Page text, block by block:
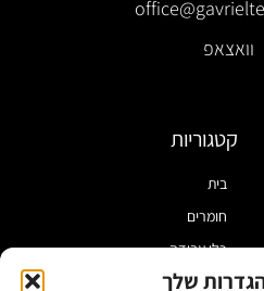
שלך
וואצאפ
קטגוריות
בית
חומרים
כלי עבודה
מוצרי הלחמה